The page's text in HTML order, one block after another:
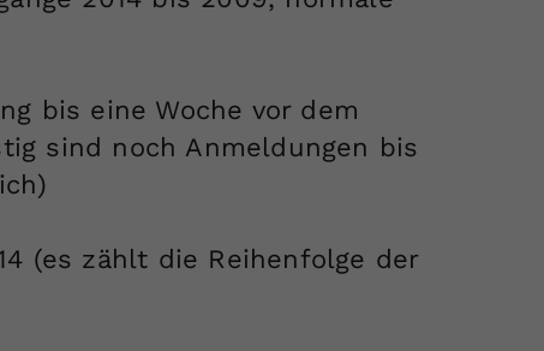
bis eine Woche vor dem
sind noch Anmeldungen bis
(es zählt die Reihenfolge der